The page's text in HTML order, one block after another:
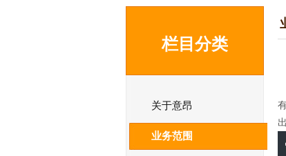
栏目分类
关于意昂
业务范围